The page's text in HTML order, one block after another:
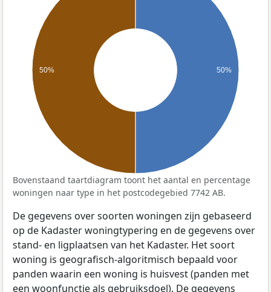
50% 50%
Bovenstaand taartdiagram toont het aantal en percentage
woningen naar type in het postcodegebied 7742 AB.
De gegevens over soorten woningen zijn gebaseerd
op de Kadaster woningtypering en de gegevens over
stand- en ligplaatsen van het Kadaster. Het soort
woning is geografisch-algoritmisch bepaald voor
panden waarin een woning is huisvest (panden met
een woonfunctie als gebruiksdoel). De gegevens